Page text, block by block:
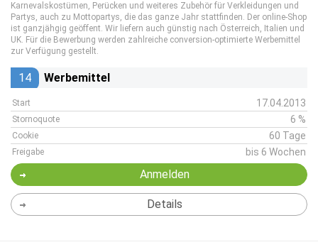
Karnevalskostümen, Perücken und weiteres Zubehör für Verkleidungen und
Partys, auch zu Mottopartys, die das ganze Jahr stattfinden. Der online-Shop
ist ganzjähgig geöffent. Wir liefern auch günstig nach Österreich, Italien und
UK. Für die Bewerbung werden zahlreiche conversion-optimierte Werbemittel
zur Verfügung gestellt.
14 Werbemittel
Start 17.04.2013
Stornoquote 6 %
Cookie 60 Tage
Freigabe bis 6 Wochen
Anmelden
Details